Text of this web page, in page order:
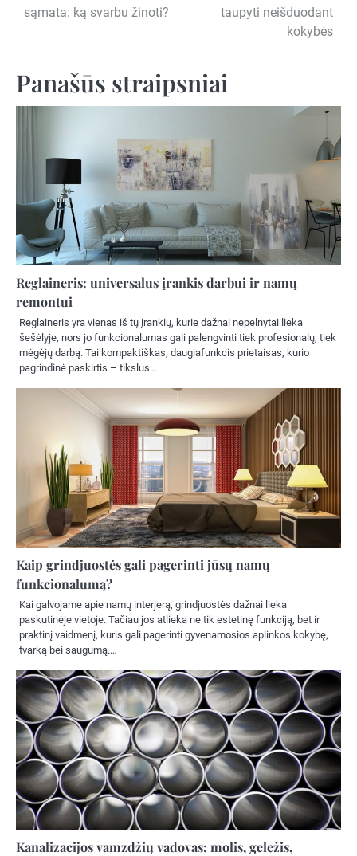
tarp
sąmata: ką svarbu žinoti?
taupyti neišduodant
kokybės
Panašūs straipsniai
Reglaineris: universalus įrankis darbui ir namų
remontui
Reglaineris yra vienas iš tų įrankių, kurie dažnai nepelnytai lieka
šešėlyje, nors jo funkcionalumas gali palengvinti tiek profesionalų, tiek
mėgėjų darbą. Tai kompaktiškas, daugiafunkcis prietaisas, kurio
pagrindinė paskirtis – tikslus…
Kaip grindjuostės gali pagerinti jūsų namų
funkcionalumą?
Kai galvojame apie namų interjerą, grindjuostės dažnai lieka
paskutinėje vietoje. Tačiau jos atlieka ne tik estetinę funkciją, bet ir
praktinį vaidmenį, kuris gali pagerinti gyvenamosios aplinkos kokybę,
tvarką bei saugumą.…
Kanalizacijos vamzdžių vadovas: molis, geležis,